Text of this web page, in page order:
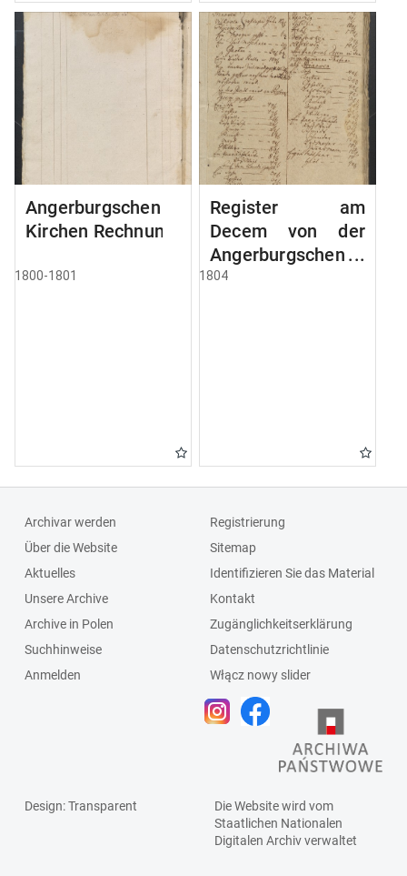
Angerburgschen
Kirchen Rechnung
1800-1801
Register am
Decem von der
Angerburgschen
Kirche
1804
Archivar werden
Über die Website
Aktuelles
Unsere Archive
Archive in Polen
Suchhinweise
Anmelden
Registrierung
Sitemap
Identifizieren Sie das Material
Kontakt
Zugänglichkeitserklärung
Datenschutzrichtlinie
Włącz nowy slider
Design: Transparent
Die Website wird vom
Staatlichen Nationalen
Digitalen Archivverwaltet